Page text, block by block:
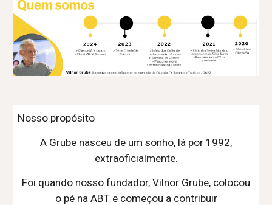
Nosso propósito
A Grube nasceu de um sonho, lá por 1992,
extraoficialmente.
Foi quando nosso fundador, Vilnor Grube, colocou
o pé na ABT e começou a contribuir